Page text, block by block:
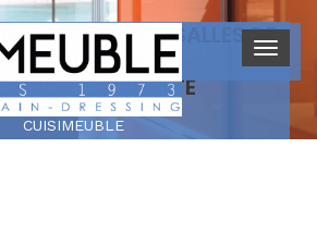
DE CUISINES, SALLES DE
ET DRESSINGS
CHARENTE
CUISIMEUBLE